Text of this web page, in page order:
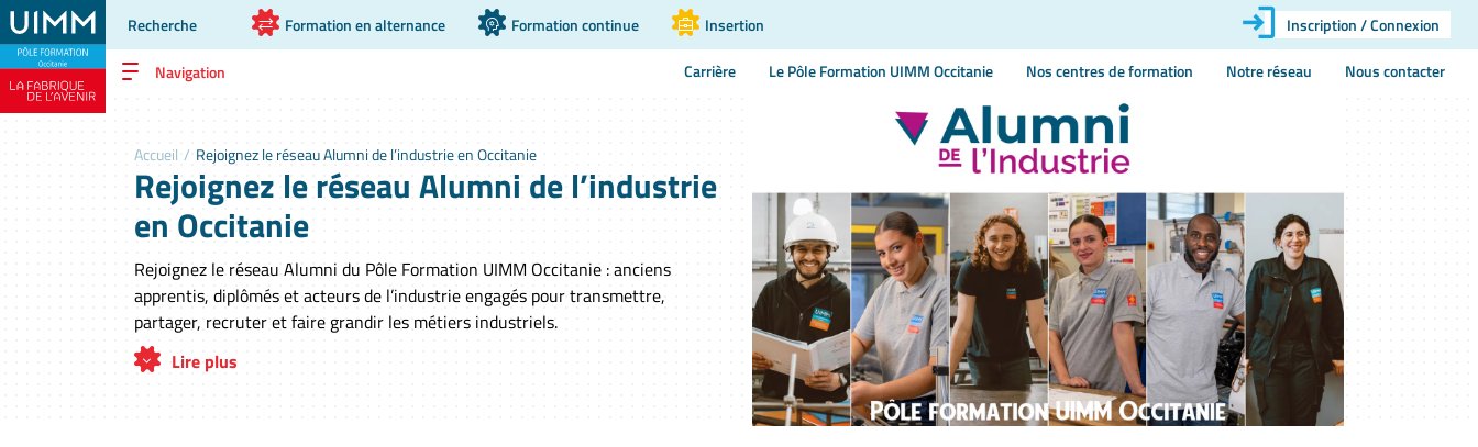
Recherche Formation en alternance Formation continue Insertion Inscription / Connexion
Navigation Carrière Le Pôle Formation UIMM Occitanie Nos centres de formation Notre réseau Nous contacter
Accueil / Rejoignez le réseau Alumni de l’industrie en Occitanie
Rejoignez le réseau Alumni de l’industrie
en Occitanie
Rejoignez le réseau Alumni du Pôle Formation UIMM Occitanie : anciens
apprentis, diplômés et acteurs de l’industrie engagés pour transmettre,
partager, recruter et faire grandir les métiers industriels.
Lire plus